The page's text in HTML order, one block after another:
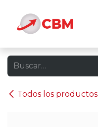
Todos los productos